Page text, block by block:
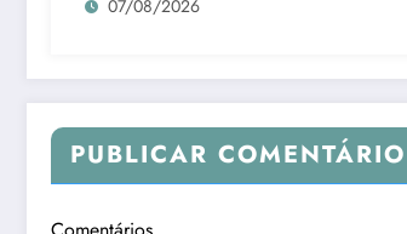
07/08/2026
PUBLICAR COMENTÁRIO